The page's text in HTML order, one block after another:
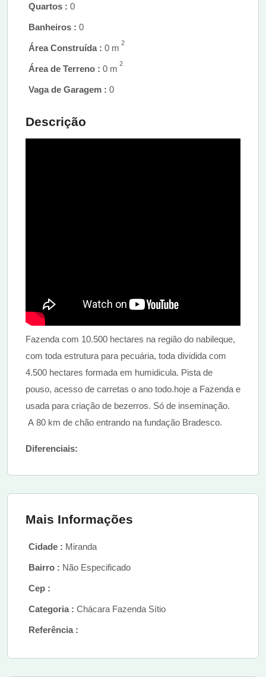
Quartos : 0
Banheiros : 0
Área Construída : 0 m 2
Área de Terreno : 0 m 2
Vaga de Garagem : 0
Descrição
Fazenda com 10.500 hectares na região do nabileque,
com toda estrutura para pecuária, toda dividida com
4.500 hectares formada em humidicula. Pista de
pouso, acesso de carretas o ano todo.hoje a Fazenda e
usada para criação de bezerros. Só de inseminação.
A 80 km de chão entrando na fundação Bradesco.
Diferenciais:
Mais Informações
Cidade : Miranda
Bairro : Não Especificado
Cep :
Categoria : Chácara Fazenda Sítio
Referência :